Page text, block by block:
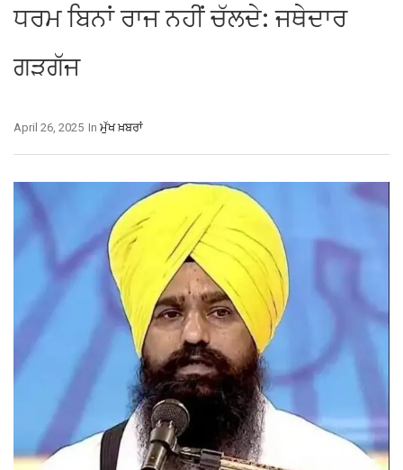
ਧਰਮ ਬਿਨਾਂ ਰਾਜ ਨਹੀਂ ਚੱਲਦੇ: ਜਥੇਦਾਰ
ਗੜਗੱਜ
In ਮੁੱਖ ਖ਼ਬਰਾਂ
April 26, 2025